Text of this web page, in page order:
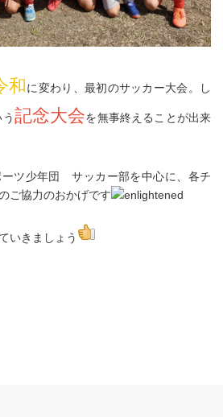
和に変わり、最初のサッカー大会。し
記念大会を無事終えることが出来
ツ少年団 サッカー部を中心に、各チ
ご協力のおかげです
いきましょう